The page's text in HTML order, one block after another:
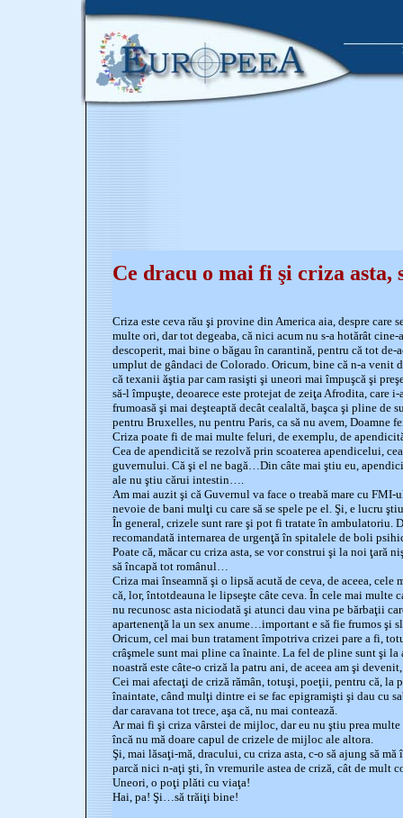
Ce dracu o mai fi şi criza asta,
Criza este ceva rău şi provine din America aia, despre care
multe ori, dar tot degeaba, că nici acum nu s-a hotărât
descoperit, mai bine o băgau în carantină, pentru că tot de-
umplut de gândaci de Colorado. Oricum, bine că n-a venit
că texanii ăştia par cam rasişti şi uneori mai împuşcă şi
să-l împuşte, deoarece este protejat de zeiţa Afrodita, care
frumoasă şi mai deşteaptă decât cealaltă, başca şi pline de
pentru Bruxelles, nu pentru Paris, ca să nu avem, Doamne
Criza poate fi de mai multe feluri, de exemplu, de
Cea de apendicită se rezolvă prin scoaterea apendicelui,
guvernului. Că şi el ne bagă…Din câte mai ştiu eu,
ale nu ştiu cărui intestin….
Am mai auzit şi că Guvernul va face o treabă mare cu FMI-
nevoie de bani mulţi cu care să se spele pe el. Şi, e lucru
În general, crizele sunt rare şi pot fi tratate în ambulatoriu.
recomandată internarea de urgenţă în spitalele de boli
Poate că, măcar cu criza asta, se vor construi şi la noi ţară
să încapă tot românul…
Criza mai înseamnă şi o lipsă acută de ceva, de aceea,
că, lor, întotdeauna le lipseşte câte ceva. În cele mai multe
nu recunosc asta niciodată şi atunci dau vina pe bărbaţii
apartenenţă la un sex anume…important e să fie frumos şi
Oricum, cel mai bun tratament împotriva crizei pare a fi,
crâşmele sunt mai pline ca înainte. La fel de pline sunt şi la
noastră este câte-o criză la patru ani, de aceea am şi
Cei mai afectaţi de criză rămân, totuşi, poeţii, pentru că, la
înaintate, când mulţi dintre ei se fac epigramişti şi dau cu
dar caravana tot trece, aşa că, nu mai contează.
Ar mai fi şi criza vârstei de mijloc, dar eu nu ştiu prea
încă nu mă doare capul de crizele de mijloc ale altora.
Şi, mai lăsaţi-mă, dracului, cu criza asta, c-o să ajung să
parcă nici n-aţi şti, în vremurile astea de criză, cât de mult
Uneori, o poţi plăti cu viaţa!
Hai, pa! Şi…să trăiţi bine!